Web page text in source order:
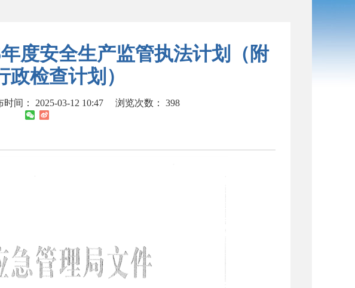
度安全生产监管执法计划（附
政检查计划）
时间： 2025-03-12 10:47 浏览次数： 398